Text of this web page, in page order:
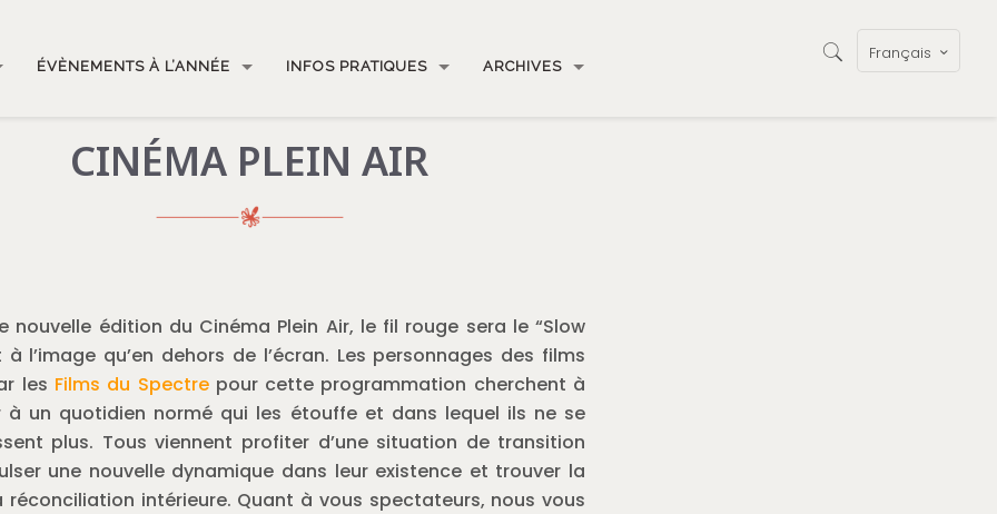
ÉVÈNEMENTS À L’ANNÉE INFOS PRATIQUES ARCHIVES
Français
CINÉMA PLEIN AIR
nouvelle édition du Cinéma Plein Air, le fil rouge sera le “Slow
à l’image qu’en dehors de l’écran. Les personnages des films
les Films du Spectrepour cette programmation cherchent à
à un quotidien normé qui les étouffe et dans lequel ils ne se
plus. Tous viennent profiter d’une situation de transition
une nouvelle dynamique dans leur existence et trouver la
réconciliation intérieure. Quant à vous spectateurs, nous vous